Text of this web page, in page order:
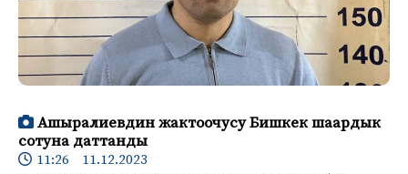
Ашыралиевдин жактоочусу Бишкек шаардык
сотуна даттанды
11:26 11.12.2023